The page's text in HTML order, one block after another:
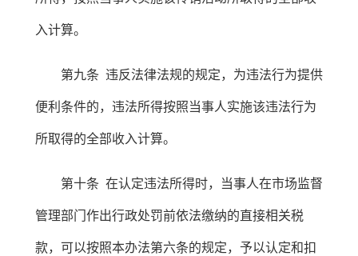
入计算。
第九条 违反法律法规的规定，为违法行为提供
便利条件的，违法所得按照当事人实施该违法行为
所取得的全部收入计算。
第十条 在认定违法所得时，当事人在市场监督
管理部门作出行政处罚前依法缴纳的直接相关税
款，可以按照本办法第六条的规定，予以认定和扣